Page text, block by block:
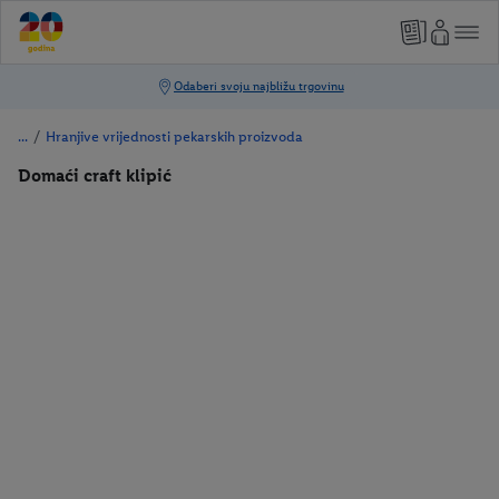
/ Hranjive vrijednosti pekarskih proizvoda
Domaći craft klipić